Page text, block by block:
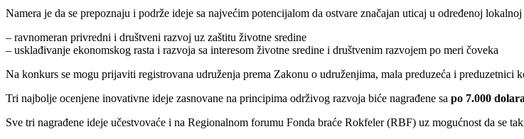
Namera je da se prepoznaju i podrže ideje sa najvećim potencijalom da ostvare značajan uticaj u određenoj
– ravnomeran privredni i društveni razvoj uz zaštitu životne sredine
– usklađivanje ekonomskog rasta i razvoja sa interesom životne sredine i društvenim razvojem po meri čoveka
Na konkurs se mogu prijaviti registrovana udruženja prema Zakonu o udruženjima, mala preduzeća i
Tri najbolje ocenjene inovativne ideje zasnovane na principima održivog razvoja biće nagrađene sa po 7.000
Sve tri nagrađene ideje učestvovaće i na Regionalnom forumu Fonda braće Rokfeler (RBF) uz mogućnost da se